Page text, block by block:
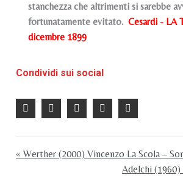
stanchezza che altrimenti si sarebbe
fortunatamente evitato. Cesardi - LA
dicembre 1899
Condividi sui social
« Werther (2000) Vincenzo La Scola –
Adelchi